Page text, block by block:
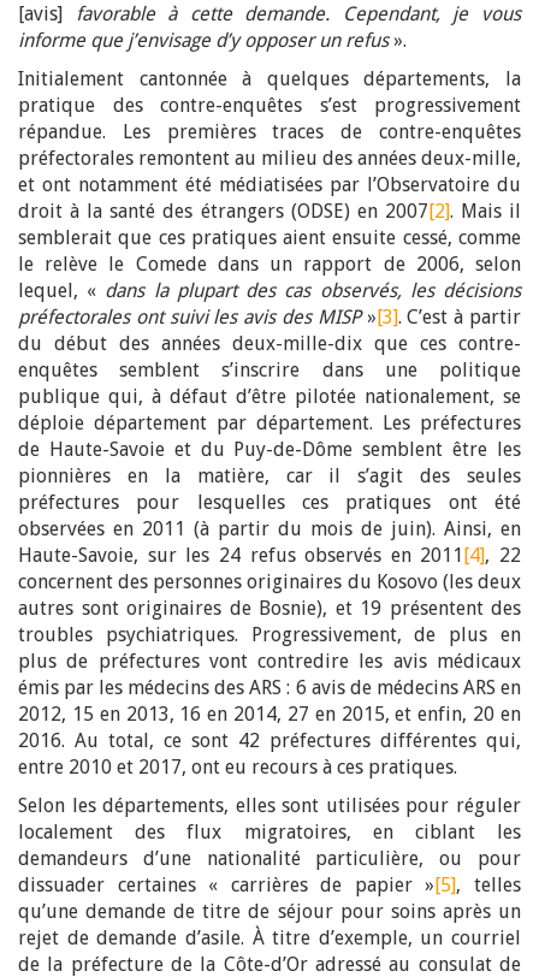
[avis] favorable à cette demande. Cependant, je vous
informe que j’envisage d’y opposer un refus».
Initialement cantonnée à quelques départements, la
pratique des contre-enquêtes s’est progressivement
répandue. Les premières traces de contre-enquêtes
préfectorales remontent au milieu des années deux-mille,
et ont notamment été médiatisées par l’Observatoire du
droit à la santé des étrangers (ODSE) en 2007[2]. Mais il
semblerait que ces pratiques aient ensuite cessé, comme
le relève le Comede dans un rapport de 2006, selon
lequel, « dans la plupart des cas observés, les décisions
préfectorales ont suivi les avis des MISP»[3]. C’est à partir
du début des années deux-mille-dix que ces contre-
enquêtes semblent s’inscrire dans une politique
publique qui, à défaut d’être pilotée nationalement, se
déploie département par département. Les préfectures
de Haute-Savoie et du Puy-de-Dôme semblent être les
pionnières en la matière, car il s’agit des seules
préfectures pour lesquelles ces pratiques ont été
observées en 2011 (à partir du mois de juin). Ainsi, en
Haute-Savoie, sur les 24 refus observés en 2011[4], 22
concernent des personnes originaires du Kosovo (les deux
autres sont originaires de Bosnie), et 19 présentent des
troubles psychiatriques. Progressivement, de plus en
plus de préfectures vont contredire les avis médicaux
émis par les médecins des ARS : 6 avis de médecins ARS en
2012, 15 en 2013, 16 en 2014, 27 en 2015, et enfin, 20 en
2016. Au total, ce sont 42 préfectures différentes qui,
entre 2010 et 2017, ont eu recours à ces pratiques.
Selon les départements, elles sont utilisées pour réguler
localement des flux migratoires, en ciblant les
demandeurs d’une nationalité particulière, ou pour
dissuader certaines « carrières de papier »[5], telles
qu’une demande de titre de séjour pour soins après un
rejet de demande d’asile. À titre d’exemple, un courriel
de la préfecture de la Côte-d’Or adressé au consulat de